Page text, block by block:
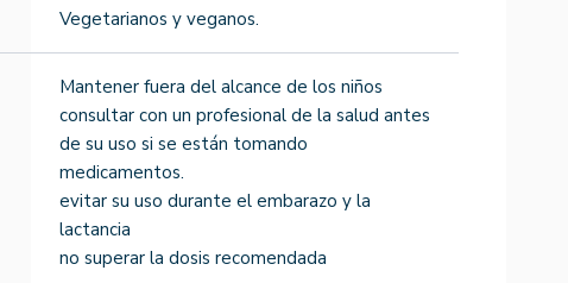
Vegetarianos y veganos.
Mantener fuera del alcance de los niños
consultar con un profesional de la salud antes
de su uso si se están tomando
medicamentos.
evitar su uso durante el embarazo y la
lactancia
no superar la dosis recomendada